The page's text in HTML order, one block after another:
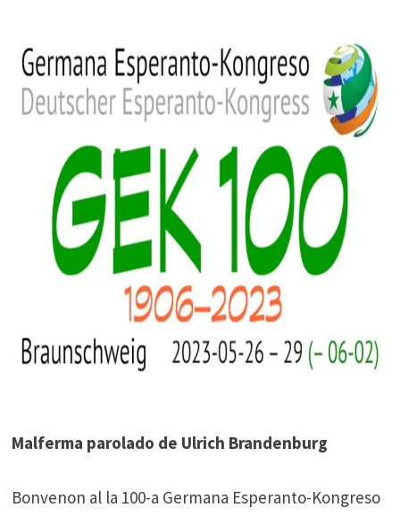
Malferma parolado de Ulrich Brandenburg
Bonvenon al la 100-a Germana Esperanto-Kongreso